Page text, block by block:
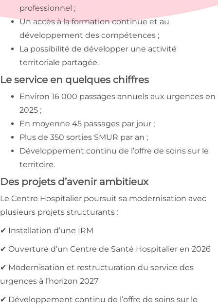
professionnel ;
Un accès à la formation continue et au
développement des compétences ;
La possibilité de développer une activité
territoriale partagée.
Le service en quelques chiffres
Environ 16 000 passages annuels aux urgences en
2025 ;
En moyenne 45 passages par jour ;
Plus de 350 sorties SMUR par an ;
Développement continu de l’offre de soins sur le
territoire.
Des projets d’avenir ambitieux
Le Centre Hospitalier poursuit sa modernisation avec
plusieurs projets structurants :
✔ Installation d’une IRM
✔ Ouverture d’un Centre de Santé Hospitalier en 2026
✔ Modernisation et restructuration du service des
urgences à l’horizon 2027
✔ Développement continu de l’offre de soins sur le